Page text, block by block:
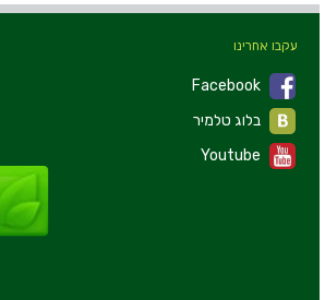
עקבו אחרינו
Facebook
Youtube